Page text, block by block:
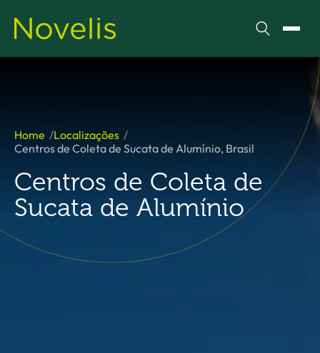
Pesquisar
Home
Localizações
Centros de Coleta de Sucata de Alumínio, Brasil
Centros de Coleta de
Sucata de Alumínio